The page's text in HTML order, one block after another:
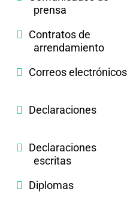
prensa
Contratos de
arrendamiento
Correos electrónicos
Declaraciones
Declaraciones
escritas
Diplomas